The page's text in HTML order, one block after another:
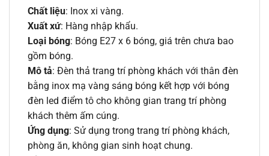
Chất liệu: Inox xi vàng.
Xuất xứ: Hàng nhập khẩu.
Loại bóng: Bóng E27 x 6 bóng, giá trên chưa bao
gồm bóng.
Mô tả: Đèn thả trang trí phòng khách với thân đèn
bằng inox mạ vàng sáng bóng kết hợp với bóng
đèn led điểm tô cho không gian trang trí phòng
khách thêm ấm cúng.
Ứng dụng: Sử dụng trong trang trí phòng khách,
phòng ăn, không gian sinh hoạt chung.